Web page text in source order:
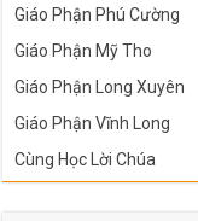
Giáo Phận Phú Cường
Giáo Phận Mỹ Tho
Giáo Phận Long Xuyên
Giáo Phận Vĩnh Long
Cùng Học Lời Chúa